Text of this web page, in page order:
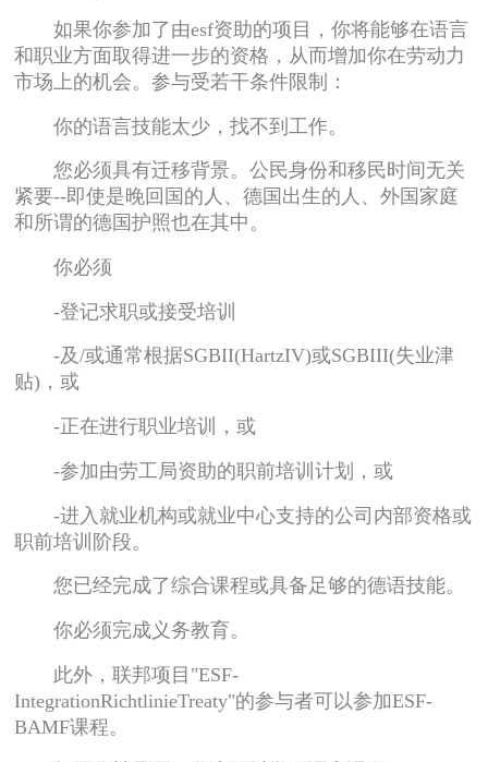
如果你参加了由esf资助的项目，你将能够在语言
和职业方面取得进一步的资格，从而增加你在劳动力
市场上的机会。参与受若干条件限制：
你的语言技能太少，找不到工作。
您必须具有迁移背景。公民身份和移民时间无关
紧要--即使是晚回国的人、德国出生的人、外国家庭
和所谓的德国护照也在其中。
你必须
-登记求职或接受培训
-及/或通常根据SGBII(HartzIV)或SGBIII(失业津
贴)，或
-正在进行职业培训，或
-参加由劳工局资助的职前培训计划，或
-进入就业机构或就业中心支持的公司内部资格或
职前培训阶段。
您已经完成了综合课程或具备足够的德语技能。
你必须完成义务教育。
此外，联邦项目"ESF-
IntegrationRichtlinieTreaty"的参与者可以参加ESF-
BAMF课程。